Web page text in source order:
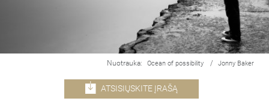
Nuotrauka: Ocean of possibility / Jonny Baker
ATSISIŲSKITE ĮRAŠĄ